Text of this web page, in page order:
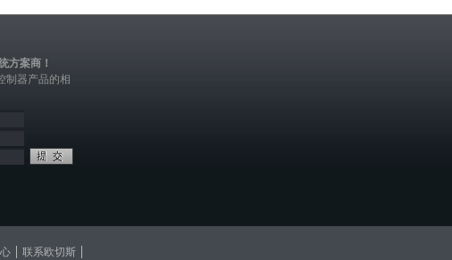
方案商！
制器产品的相
联系欧切斯